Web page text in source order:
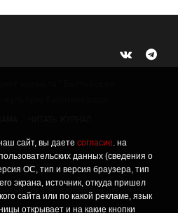
сайт, вы даете согласие. на
данных (сведения о
ОС, тип и версия браузера, тип
экрана, источник, откуда пришел
сайта или по какой рекламе, язык
открывает и на какие кнопки
СОУТ
для просмотра лицам